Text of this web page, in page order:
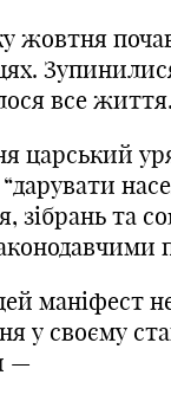
жовтня
все життя.
царський
зібрань та
маніфест
у своєму
—